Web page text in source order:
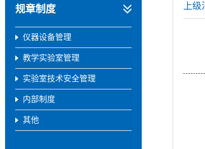
规章制度
仪器设备管理
教学实验室管理
实验室技术安全管理
内部制度
其他
上